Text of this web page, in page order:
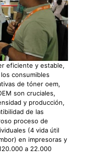
eficiente y estable,
consumibles
de tóner oem,
son cruciales,
y producción,
de las
proceso de
(4 vida útil
en impresoras y
a 22.000